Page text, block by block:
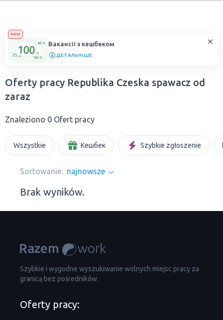
NEW
Вакансії з кешбеком
ДЕТАЛЬНІШЕ
Oferty pracy Republika Czeska spawacz od
zaraz
Znaleziono 0 Ofert pracy
Wszystkie Кешбек Szybkie zgłoszenie
Sortowanie: najnowsze
Brak wyników.
Szybkie i wygodne wyszukiwanie wolnych miejsc pracy za
granicą bez pośredników.
Oferty pracy: